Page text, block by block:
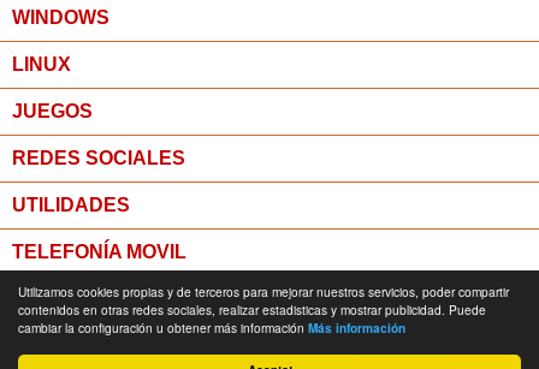
Utilizamos cookies propias y de terceros para mejorar nuestros servicios, poder compartir
contenidos en otras redes sociales, realizar estadisticas y mostrar publicidad. Puede
cambiar la configuración u obtener más información Más información
WINDOWS
LINUX
JUEGOS
REDES SOCIALES
UTILIDADES
TELEFONÍA MOVIL
MICROPOST
© Todos los derechos reservados -Política de Privacidad